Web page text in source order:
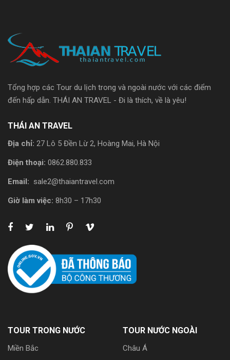
Tổng hợp các Tour du lịch trong và ngoài nước với các điểm
đến hấp dẫn. THÁI AN TRAVEL - Đi là thích, về là yêu!
THÁI AN TRAVEL
Địa chỉ: 27 Lô 5 Đền Lừ 2, Hoàng Mai, Hà Nội
Điện thoại: 0862.880.833
Email: sale2@thaiantravel.com
Giờ làm việc: 8h30 – 17h30
TOUR TRONG NƯỚC
Miền Bắc
TOUR NƯỚC NGOÀI
Châu Á